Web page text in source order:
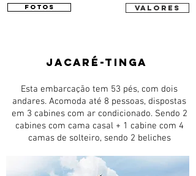
FOTOS VALORES
JAcaré-TINGA
Esta embarcação tem 53 pés, com dois
andares. Acomoda até 8 pessoas, dispostas
em 3 cabines com ar condicionado. Sendo 2
cabines com cama casal + 1 cabine com 4
camas de solteiro, sendo 2 beliches